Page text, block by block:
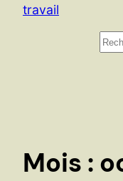
travail
R
h
Mois :